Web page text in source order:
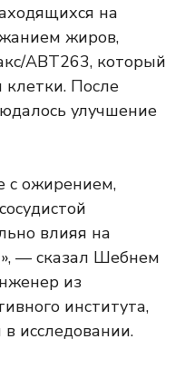
на
жиров,
ABT263, который
клетки. После
улучшение
с ожирением,
влияя на
— сказал Шебнем
из
института,
исследовании.